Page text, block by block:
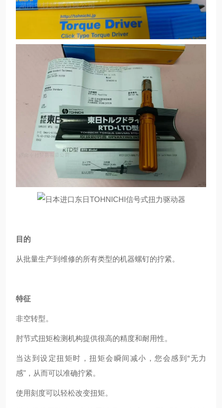
目的
从批量生产到维修的所有类型的机器螺钉的拧紧。
特征
非空转型。
肘节式扭矩检测机构提供很高的精度和耐用性。
当达到设定扭矩时，扭矩会瞬间减小，您会感到“无力
感"，从而可以准确拧紧。
使用刻度可以轻松改变扭矩。